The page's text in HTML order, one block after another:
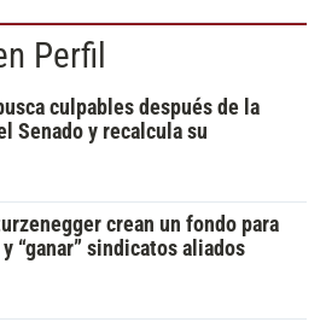
Perfil
culpables después de la
Senado y recalcula su
crean un fondo para
“ganar” sindicatos aliados